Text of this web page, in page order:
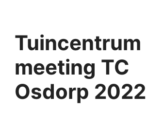
Tuincentrum
meeting TC
Osdorp 2022